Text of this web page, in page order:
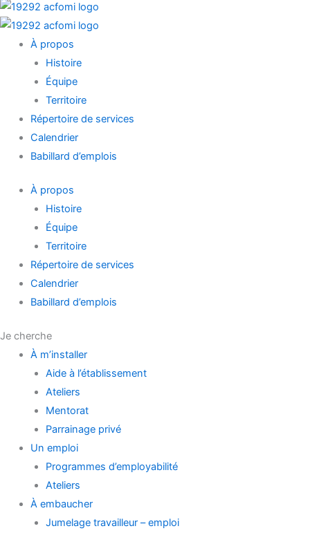
À propos
Histoire
Équipe
Territoire
Répertoire de services
Calendrier
Babillard d’emplois
À propos
Histoire
Équipe
Territoire
Répertoire de services
Calendrier
Babillard d’emplois
Je cherche
À m’installer
Aide à l’établissement
Ateliers
Mentorat
Parrainage privé
Un emploi
Programmes d’employabilité
Ateliers
À embaucher
Jumelage travailleur – emploi